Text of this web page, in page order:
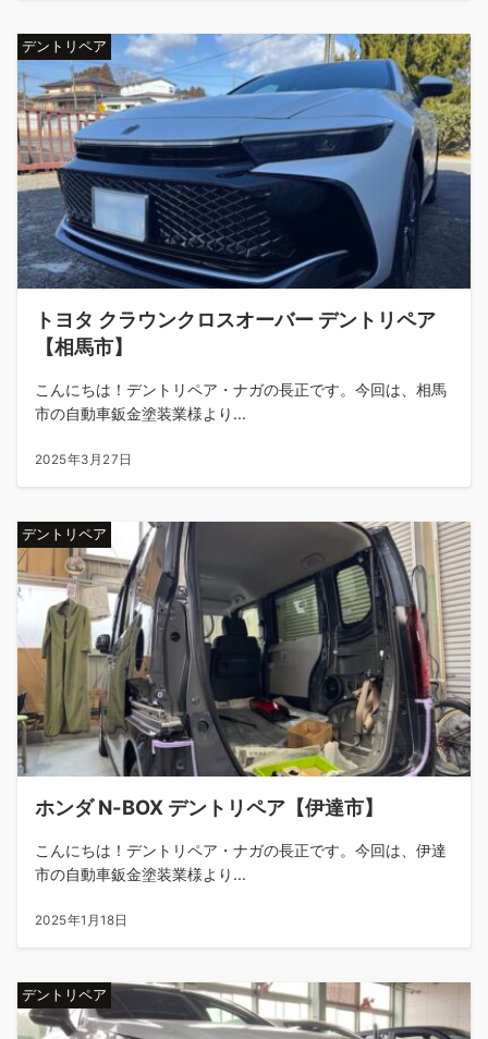
デントリペア
トヨタ クラウンクロスオーバー デントリペア
【相馬市】
こんにちは！デントリペア・ナガの長正です。今回は、相馬
市の自動車鈑金塗装業様より...
2025年3月27日
デントリペア
ホンダ N-BOX デントリペア【伊達市】
こんにちは！デントリペア・ナガの長正です。今回は、伊達
市の自動車鈑金塗装業様より...
2025年1月18日
デントリペア